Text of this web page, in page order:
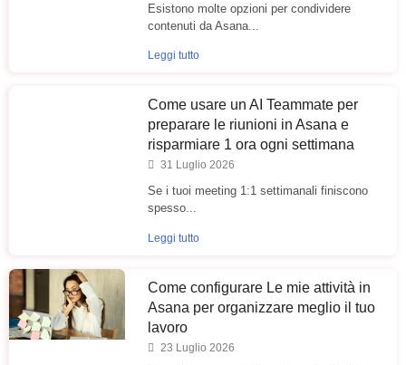
Esistono molte opzioni per condividere
contenuti da Asana...
Leggi tutto
Come usare un AI Teammate per
preparare le riunioni in Asana e
risparmiare 1 ora ogni settimana
31 Luglio 2026
Se i tuoi meeting 1:1 settimanali finiscono
spesso...
Leggi tutto
Come configurare Le mie attività in
Asana per organizzare meglio il tuo
lavoro
23 Luglio 2026